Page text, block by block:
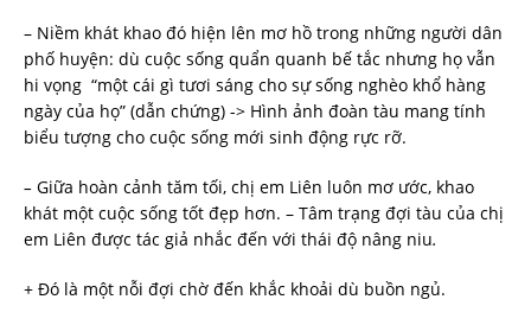
– Niềm khát khao đó hiện lên mơ hồ trong những người dân
phố huyện: dù cuộc sống quẩn quanh bế tắc nhưng họ vẫn
hi vọng “một cái gì tươi sáng cho sự sống nghèo khổ hàng
ngày của họ” (dẫn chứng) -> Hình ảnh đoàn tàu mang tính
biểu tượng cho cuộc sống mới sinh động rực rỡ.
– Giữa hoàn cảnh tăm tối, chị em Liên luôn mơ ước, khao
khát một cuộc sống tốt đẹp hơn. – Tâm trạng đợi tàu của chị
em Liên được tác giả nhắc đến với thái độ nâng niu.
+ Đó là một nỗi đợi chờ đến khắc khoải dù buồn ngủ.